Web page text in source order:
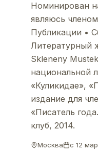
Номинирован
являюсь
Публикации •
Литературный
Skleneny
национальной
«Куликидае»,
издание для
«Писатель
клуб, 2014.
Москва с 12